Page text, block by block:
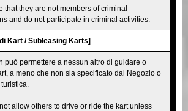
that they are not members of criminal
and do not participate in criminal activities.
Kart / Subleasing Karts]
può permettere a nessun altro di guidare o
a meno che non sia specificato dal Negozio o
allow others to drive or ride the kart unless